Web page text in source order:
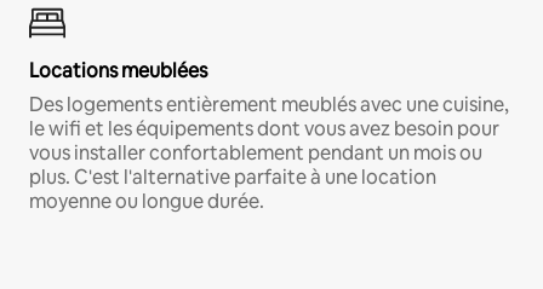
Locations meublées
Des logements entièrement meublés avec une cuisine,
le wifi et les équipements dont vous avez besoin pour
vous installer confortablement pendant un mois ou
plus. C'est l'alternative parfaite à une location
moyenne ou longue durée.